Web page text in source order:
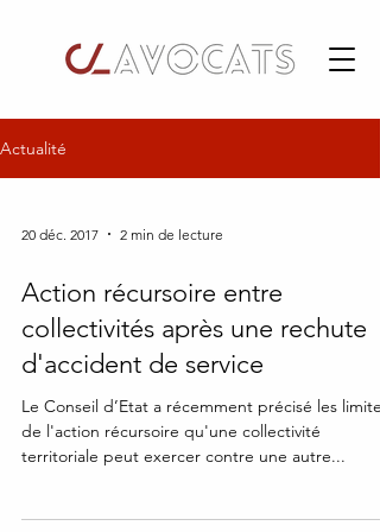
Actualité
20 déc. 2017 2 min de lecture
Action récursoire entre
collectivités après une rechute
d'accident de service
Le Conseil d’Etat a récemment précisé les limites
de l'action récursoire qu'une collectivité
territoriale peut exercer contre une autre...